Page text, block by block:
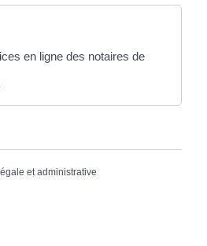
en ligne des notaires de
et administrative